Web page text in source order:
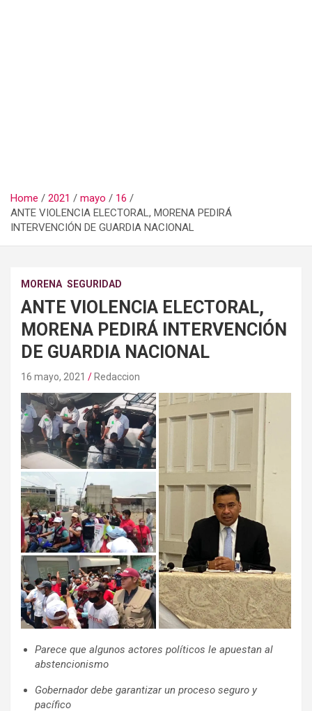
Home 2021 mayo
16
ANTE VIOLENCIA ELECTORAL, MORENA PEDIRÁ
INTERVENCIÓN DE GUARDIA NACIONAL
MORENA SEGURIDAD
ANTE VIOLENCIA ELECTORAL,
MORENA PEDIRÁ INTERVENCIÓN
DE GUARDIA NACIONAL
16 mayo, 2021 Redaccion
Parece que algunos actores políticos le apuestan al
abstencionismo
Gobernador debe garantizar un proceso seguro y
pacífico